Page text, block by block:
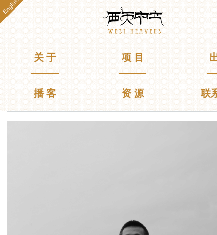
跳
转
到
主
要
内
容
Westheavens
English
主菜单 关 于 项 目
播 客 资 源 联